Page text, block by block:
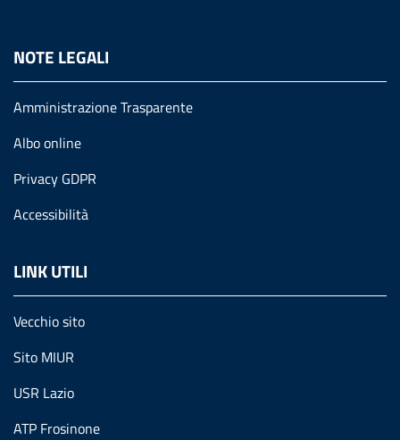
NOTE LEGALI
Amministrazione Trasparente
Albo online
Privacy GDPR
Accessibilità
LINK UTILI
Vecchio sito
Sito MIUR
USR Lazio
ATP Frosinone